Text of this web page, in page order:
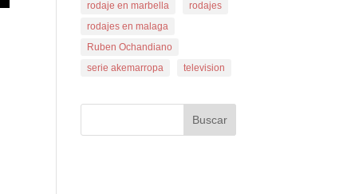
rodaje en marbella
rodajes
rodajes en malaga
Ruben Ochandiano
serie akemarropa
television
Buscar